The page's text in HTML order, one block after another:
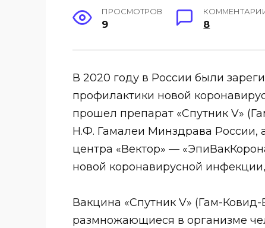
ПРОСМОТРОВ
9 8
В 2020 году в России были
профилактики новой
прошел препарат «Спутник V»
Н.Ф. Гамалеи Минздрава России,
центра «Вектор» —
новой коронавирусной
Вакцина «Спутник V» (Гам-
размножающиеся в организме